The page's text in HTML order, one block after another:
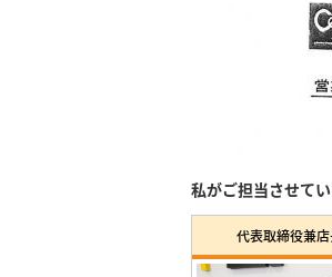
私がご担当させて
代表取締役兼